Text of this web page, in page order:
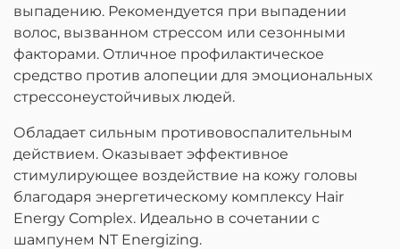
выпадению. Рекомендуется при выпадении
волос, вызванном стрессом или сезонными
факторами. Отличное профилактическое
средство против алопеции для эмоциональных
стрессонеустойчивых людей.
Обладает сильным противовоспалительным
действием. Оказывает эффективное
стимулирующее воздействие на кожу головы
благодаря энергетическому комплексу Hair
Energy Complex. Идеально в сочетании с
шампунем NT Energizing.